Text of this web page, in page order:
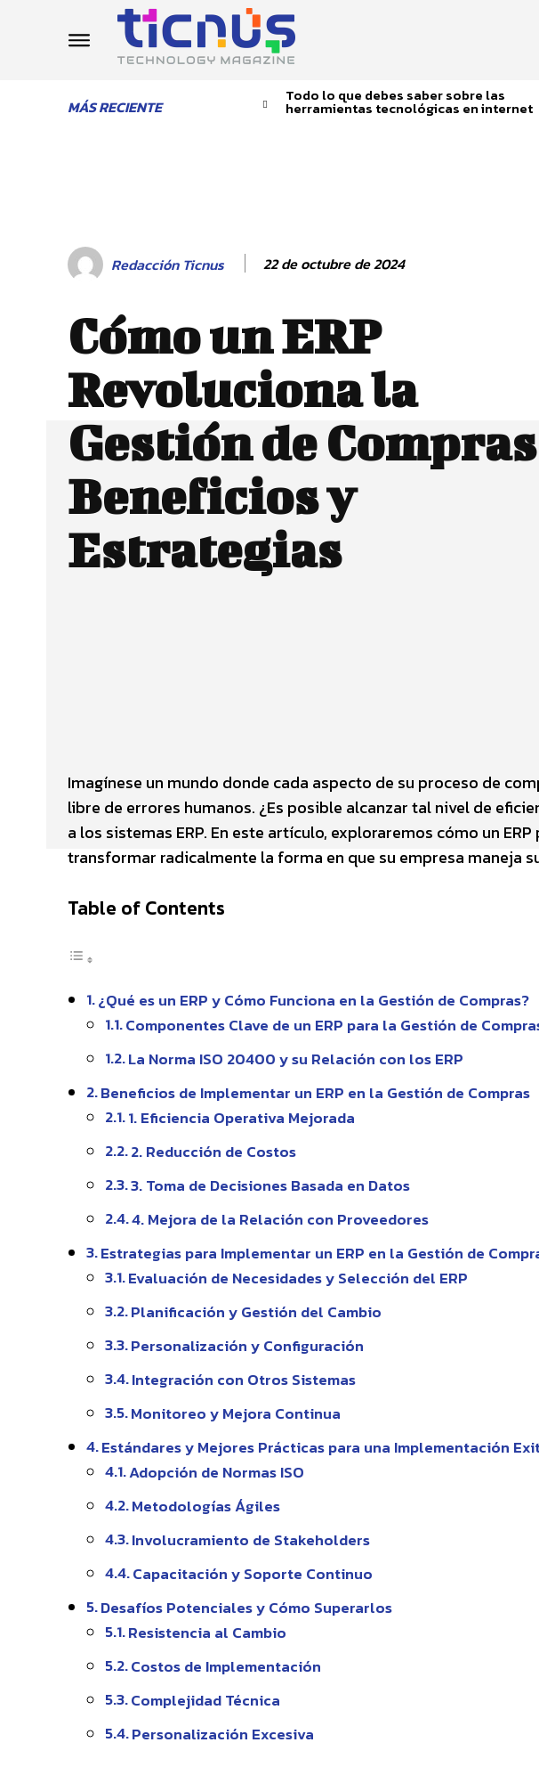
MÁS RECIENTE
Todo lo que debes saber sobre las
herramientas tecnológicas en internet
Redacción Ticnus 22 de octubre de 2024
Cómo un ERP
Revoluciona la
Gestión de
Beneficios y
Estrategias
Imagínese un mundo donde cada aspecto de su proceso de
libre de errores humanos. ¿Es posible alcanzar tal nivel de
a los sistemas ERP. En este artículo, exploraremos cómo un
transformar radicalmente la forma en que su empresa maneja
Table of Contents
¿Qué es un ERP y Cómo Funciona en la Gestión de Compras?
Componentes Clave de un ERP para la Gestión de
La Norma ISO 20400 y su Relación con los ERP
Beneficios de Implementar un ERP en la Gestión de Compras
1. Eficiencia Operativa Mejorada
2. Reducción de Costos
3. Toma de Decisiones Basada en Datos
4. Mejora de la Relación con Proveedores
Estrategias para Implementar un ERP en la Gestión de
Evaluación de Necesidades y Selección del ERP
Planificación y Gestión del Cambio
Personalización y Configuración
Integración con Otros Sistemas
Monitoreo y Mejora Continua
Estándares y Mejores Prácticas para una Implementación
Adopción de Normas ISO
Metodologías Ágiles
Involucramiento de Stakeholders
Capacitación y Soporte Continuo
Desafíos Potenciales y Cómo Superarlos
Resistencia al Cambio
Costos de Implementación
Complejidad Técnica
Personalización Excesiva